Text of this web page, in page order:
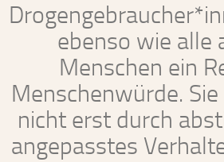
ebenso wie alle
Menschen ein
Menschenwürde.
nicht erst durch
angepasstes